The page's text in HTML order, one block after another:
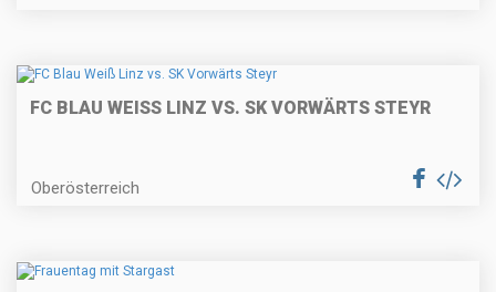
FC BLAU WEISS LINZ VS. SK VORWÄRTS STEYR
Oberösterreich